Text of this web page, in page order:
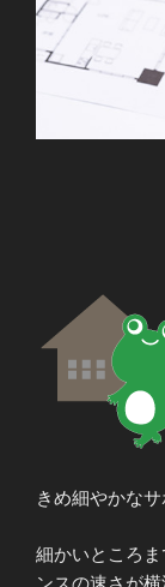
きめ細やかなサ
細かいところ
ンスの速さが